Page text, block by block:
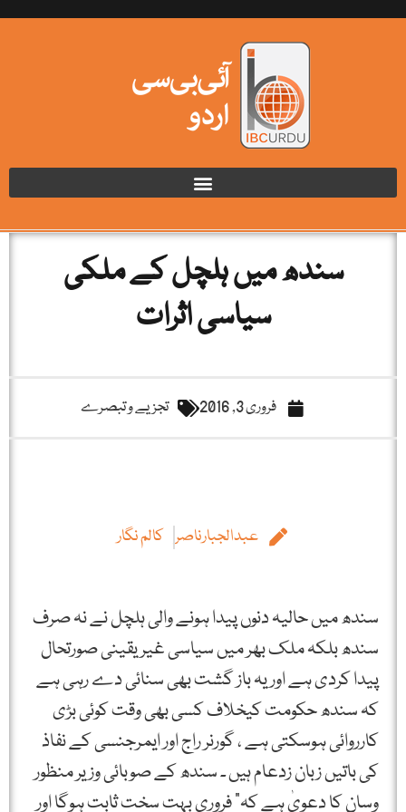
سندھ میں ہلچل کے ملکی
سیاسی اثرات
فروری 3, 2016 تجزیے و تبصرے
عبدالجبارناصر کالم نگار
سندھ میں حالیہ دنوں پیدا ہونے والی ہلچل نے نہ صرف
سندھ بلکہ ملک بھر میں سیاسی غیر یقینی صورتحال
پیدا کردی ہے اور یہ باز گشت بھی سنائی دے رہی ہے
کہ سندھ حکومت کیخلاف کسی بھی وقت کوئی بڑی
کارروائی ہوسکتی ہے ، گورنر راج اور ایمرجنسی کے نفاذ
کی باتیں زبان زدعام ہیں ۔ سندھ کے صوبائی وزیر منظور
وسان کا دعویٰ ہے کہ” فروری بہت سخت ثابت ہوگا اور